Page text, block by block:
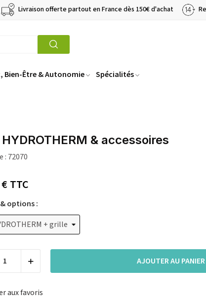
Livraison offerte partout en France dès 150€ d'achat
Bien-Être & Autonomie Spécialités
& accessoires
: 72070
TTC
options :
AJOUTER AU PANIER
aux favoris